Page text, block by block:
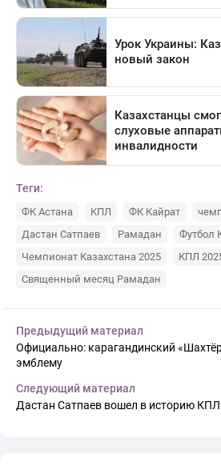
Теги:
ФК Астана КПЛ ФК Кайрат
Дастан Сатпаев
Рамадан
Футбол
Чемпионат Казахстана 2025
КПЛ
Священный месяц Рамадан
Предыдущий материал
Официально: карагандинский
эмблему
Следующий материал
Дастан Сатпаев вошел в историю КПЛ